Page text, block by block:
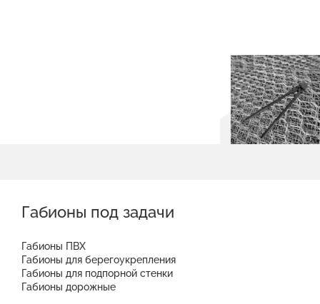
Габионы под задачи
Габионы ПВХ
Габионы для берегоукрепления
Габионы для подпорной стенки
Габионы дорожные